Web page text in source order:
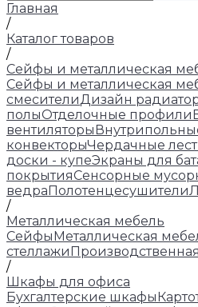
Главная
/
Каталог товаров
/
Сейфы и металлическая
Сейфы и металлическая
смесителиДизайн
полыОтделочные профили
вентиляторы
конвекторыЧердачные
доски - купеЭкраны для
покрытияСенсорные
ведраПолотенцесушители
/
Металлическая мебель
СейфыМеталлическая
стеллажи
/
Шкафы для офиса
Бухгалтерские шкафы